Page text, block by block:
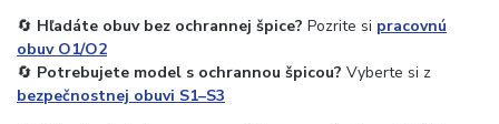
🔄 Hľadáte obuv bez ochrannej špice? Pozrite si pracovnú
obuv O1/O2
🔄 Potrebujete model s ochrannou špicou? Vyberte si z
bezpečnostnej obuvi S1–S3